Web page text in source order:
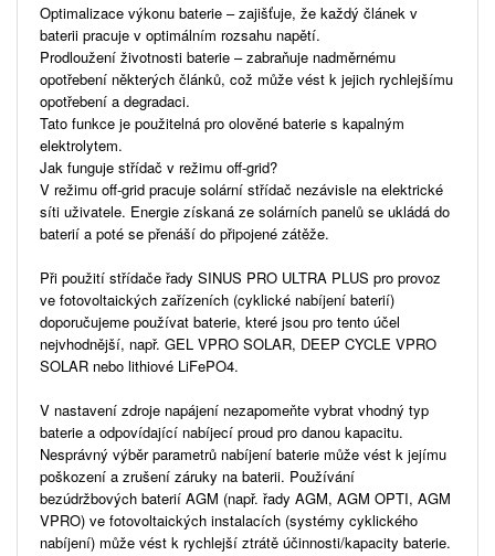
Optimalizace výkonu baterie – zajišťuje, že každý článek v
baterii pracuje v optimálním rozsahu napětí.
Prodloužení životnosti baterie – zabraňuje nadměrnému
opotřebení některých článků, což může vést k jejich rychlejšímu
opotřebení a degradaci.
Tato funkce je použitelná pro olověné baterie s kapalným
elektrolytem.
Jak funguje střídač v režimu off-grid?
V režimu off-grid pracuje solární střídač nezávisle na elektrické
síti uživatele. Energie získaná ze solárních panelů se ukládá do
baterií a poté se přenáší do připojené zátěže.
Při použití střídače řady SINUS PRO ULTRA PLUS pro provoz
ve fotovoltaických zařízeních (cyklické nabíjení baterií)
doporučujeme používat baterie, které jsou pro tento účel
nejvhodnější, např. GEL VPRO SOLAR, DEEP CYCLE VPRO
SOLAR nebo lithiové LiFePO4.
V nastavení zdroje napájení nezapomeňte vybrat vhodný typ
baterie a odpovídající nabíjecí proud pro danou kapacitu.
Nesprávný výběr parametrů nabíjení baterie může vést k jejímu
poškození a zrušení záruky na baterii. Používání
bezúdržbových baterií AGM (např. řady AGM, AGM OPTI, AGM
VPRO) ve fotovoltaických instalacích (systémy cyklického
nabíjení) může vést k rychlejší ztrátě účinnosti/kapacity baterie.